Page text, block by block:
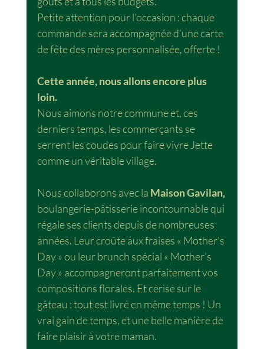
Petite attention pour l’occasion : chaque
commande sera accompagnée d’une carte
de fête des mères personnalisée, offerte !
Cette année, nous allons encore plus
loin.
Nous aimons notre commune et, ces
derniers temps, les commerçants se
serrent les coudes pour faire vivre Jette
comme un véritable village.
Nous collaborons avec la Maison Gavilan,
boulangerie-pâtisserie incontournable qui
régale ses clients depuis de nombreuses
années. Leur croûte aux fraises « Mother’s
Day » ou leur brunch spécial « Mother’s
Day » accompagneront parfaitement vos
compositions florales. Et cerise sur le
gâteau : tout est livré en même temps ! Un
vrai gain de temps, et une belle manière de
faire plaisir à votre maman.